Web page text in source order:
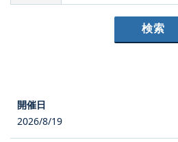
2026/8/19